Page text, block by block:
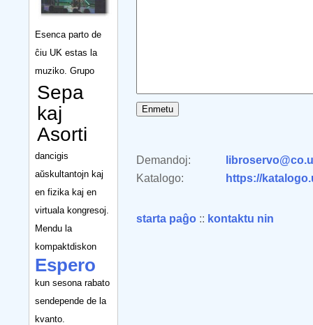
Esenca parto de
ĉiu UK estas la
muziko. Grupo
Sepa
kaj
Asorti
dancigis
aŭskultantojn kaj
en fizika kaj en
virtuala kongresoj.
Mendu la
kompaktdiskon
Espero
kun sesona rabato
sendepende de la
kvanto.
Demandoj:
Katalogo:
https://
starta paĝo :: kontaktu nin